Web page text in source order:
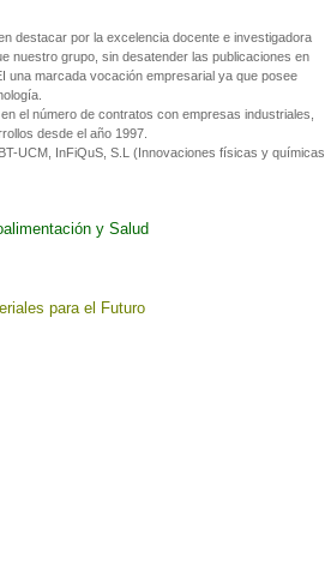
destacar por la excelencia docente e investigadora
nuestro grupo, sin desatender las publicaciones en
una marcada vocación empresarial ya que posee
el número de contratos con empresas industriales,
desde el año 1997.
UCM, InFiQuS, S.L (Innovaciones físicas y químicas
y Salud
para el Futuro